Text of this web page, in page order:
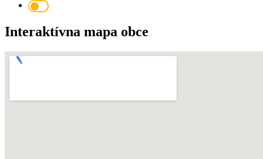
Interaktívna mapa obce